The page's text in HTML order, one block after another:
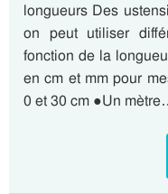
longueurs Des
on peut utiliser
fonction de la
en cm et mm pour
0 et 30 cm ●Un